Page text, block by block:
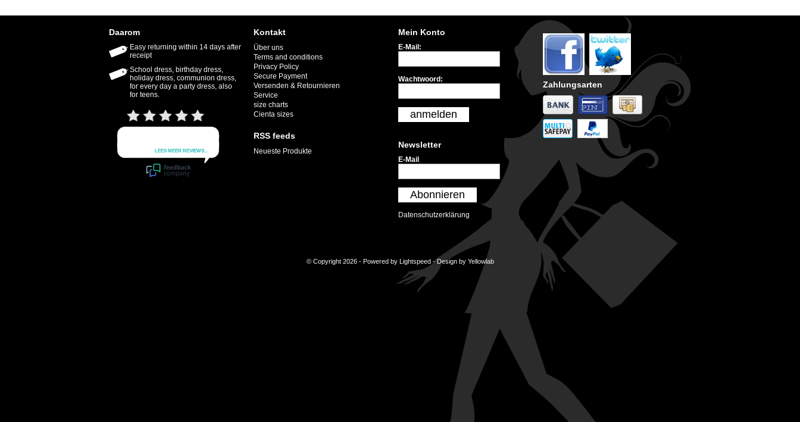
Daarom
Easy returning within 14 days after
receipt
School dress, birthday dress,
holiday dress, communion dress,
for every day a party dress, also
for teens.
Kontakt
Über uns
Terms and conditions
Privacy Policy
Secure Payment
Versenden & Retournieren
Service
size charts
Cienta sizes
RSS feeds
Neueste Produkte
Mein Konto
E-Mail:
Wachtwoord:
anmelden
Newsletter
E-Mail
Abonnieren
Datenschutzerklärung
Zahlungsarten
© Copyright 2026 - Powered by Lightspeed- Design by Yellowlab